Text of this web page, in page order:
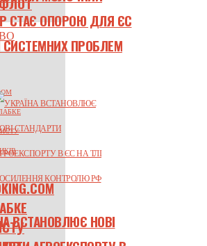
СТАЄ ОПОРОЮ ДЛЯ ЄС
СИСТЕМНИХ ПРОБЛЕМ
ВСТАНОВЛЮЄ НОВІ